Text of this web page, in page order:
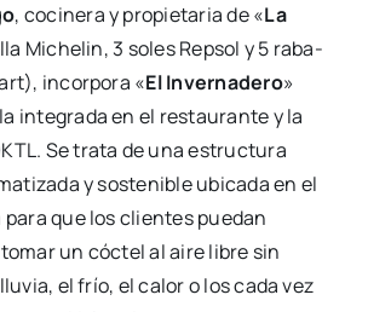
, coci­ne­ra y pro­pie­ta­ria de «La
Miche­lin, 3 soles Rep­sol y 5 raba­
incor­po­ra «El Inver­na­de­ro»
inte­gra­da en el res­tau­ran­te y la
Se tra­ta de una estruc­tu­ra
y sos­te­ni­ble ubi­ca­da en el
que los clien­tes pue­dan
un cóc­tel al aire libre sin
el frío, el calor o los cada vez